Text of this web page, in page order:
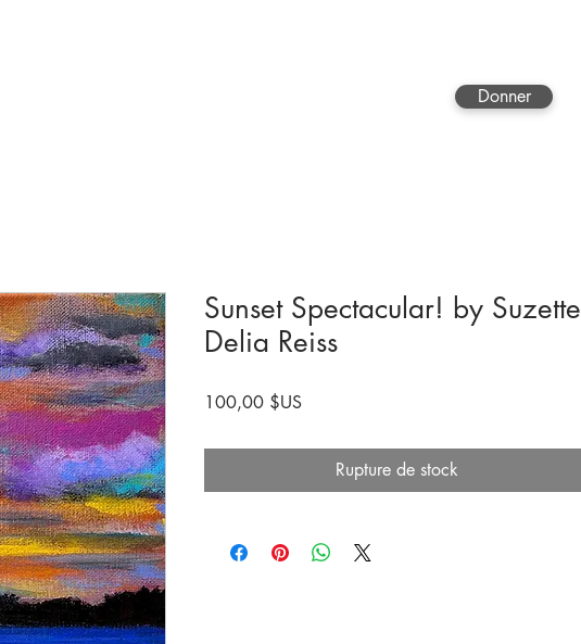
Donner
Sunset Spectacular! by Suzette
Delia Reiss
100,00 $USPrix
Rupture de stock